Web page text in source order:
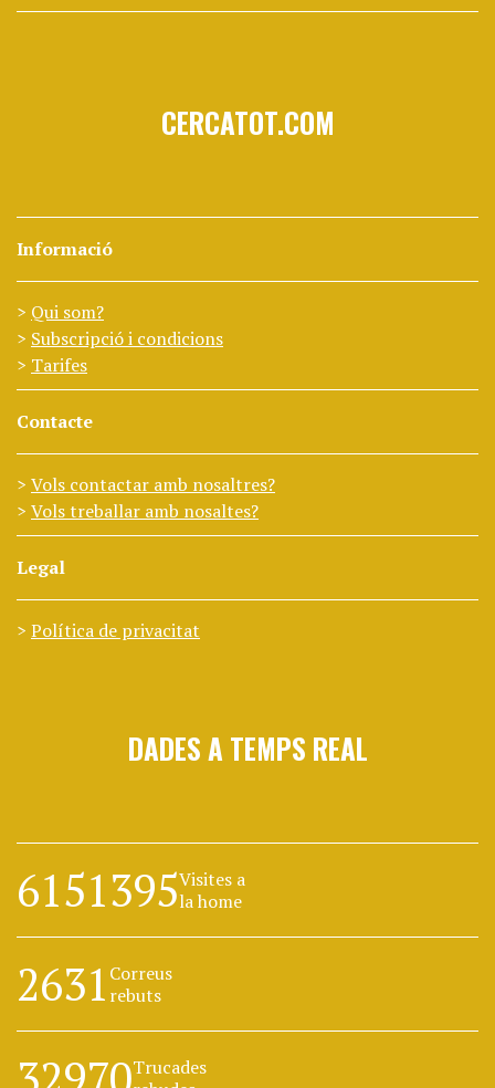
CERCATOT.COM
Informació
Qui som?
Subscripció i condicions
Tarifes
Contacte
Vols contactar amb nosaltres?
Vols treballar amb nosaltes?
Legal
Política de privacitat
DADES A TEMPS REAL
6151395Visites a
la home
2631 Correus
rebuts
Trucades